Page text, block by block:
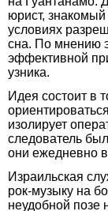
юрист,
условиях
сна. По мнению
эффективной
узника.
Идея состоит в
изолирует
следователь
они ежедневно
Израильская
рок-музыку на
неудобной позе